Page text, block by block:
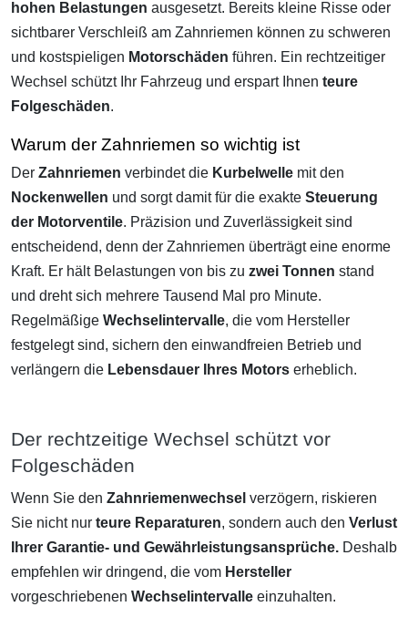
hohen Belastungen ausgesetzt. Bereits kleine Risse oder
sichtbarer Verschleiß am Zahnriemen können zu schweren
und kostspieligen Motorschäden führen. Ein rechtzeitiger
Wechsel schützt Ihr Fahrzeug und erspart Ihnen teure
Folgeschäden.
Warum der Zahnriemen so wichtig ist
Der Zahnriemen verbindet die Kurbelwelle mit den
Nockenwellen und sorgt damit für die exakte Steuerung
der Motorventile. Präzision und Zuverlässigkeit sind
entscheidend, denn der Zahnriemen überträgt eine enorme
Kraft. Er hält Belastungen von bis zu zwei Tonnen stand
und dreht sich mehrere Tausend Mal pro Minute.
Regelmäßige Wechselintervalle, die vom Hersteller
festgelegt sind, sichern den einwandfreien Betrieb und
verlängern die Lebensdauer Ihres Motors erheblich.
Der rechtzeitige Wechsel schützt vor
Folgeschäden
Wenn Sie den Zahnriemenwechsel verzögern, riskieren
Sie nicht nur teure Reparaturen, sondern auch den Verlust
Ihrer Garantie- und Gewährleistungsansprüche. Deshalb
empfehlen wir dringend, die vom Hersteller
vorgeschriebenen Wechselintervalle einzuhalten.